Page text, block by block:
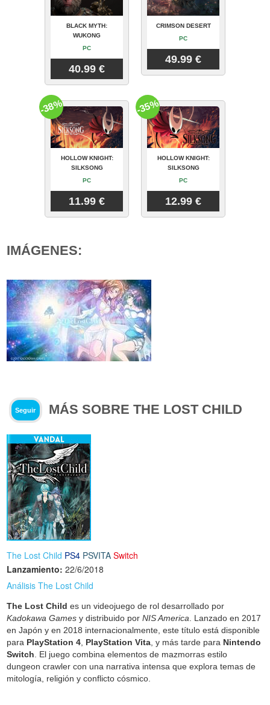
BLACK MYTH:
WUKONG
PC
40.99 €
CRIMSON DESERT
PC
49.99 €
HOLLOW KNIGHT:
SILKSONG
PC
11.99 €
-38%
HOLLOW KNIGHT:
SILKSONG
PC
12.99 €
-35%
IMÁGENES:
Seguir MÁS SOBRE THE LOST CHILD
The Lost Child PS4 PSVITA Switch
Lanzamiento: 22/6/2018
Análisis The Lost Child
The Lost Child es un videojuego de rol desarrollado por
Kadokawa Games y distribuido porNIS America. Lanzado en 2017
en Japón y en 2018 internacionalmente, este título está disponible
para PlayStation 4, PlayStation Vita, y más tarde para Nintendo
Switch. El juego combina elementos de mazmorras estilo
dungeon crawler con una narrativa intensa que explora temas de
mitología, religión y conflicto cósmico.